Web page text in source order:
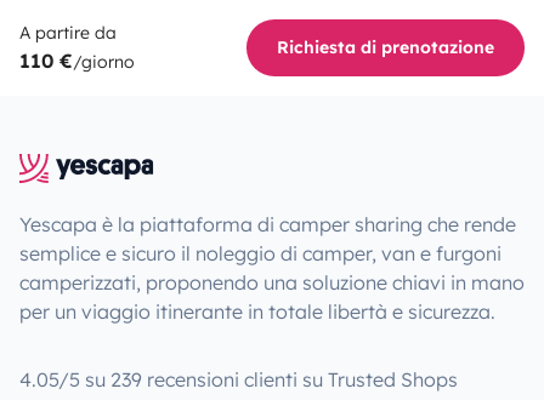
A partire da
110 €/giorno
Richiesta di prenotazione
Yescapa è la piattaforma di camper sharing che rende
semplice e sicuro il noleggio di camper, van e furgoni
camperizzati, proponendo una soluzione chiavi in mano
per un viaggio itinerante in totale libertà e sicurezza.
4.05/5 su 239 recensioni clienti su Trusted Shops